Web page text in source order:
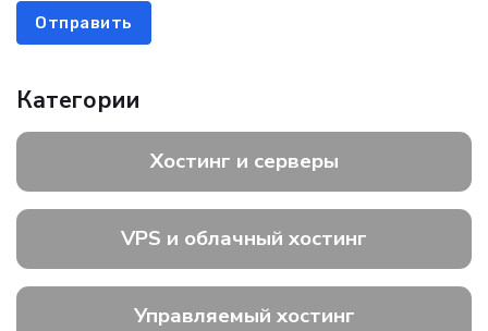
Отправить
Категории
Хостинг и серверы
VPS и облачный хостинг
Управляемый хостинг